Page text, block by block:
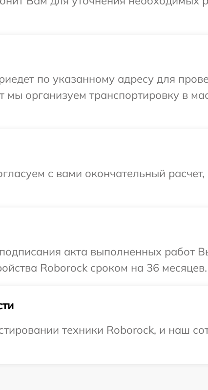
по указанному адресу для
мы организуем транспортировку в
с вами окончательный
акта выполненных работ
Roborock сроком на 36 месяцев.
техники Roborock, и наш